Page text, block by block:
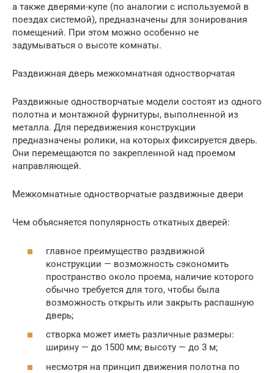
а также дверями-купе (по аналогии с используемой в
поездах системой), предназначены для зонирования
помещений. При этом можно особенно не
задумываться о высоте комнаты.
Раздвижная дверь межкомнатная одностворчатая
Раздвижные одностворчатые модели состоят из одного
полотна и монтажной фурнитуры, выполненной из
металла. Для передвижения конструкции
предназначены ролики, на которых фиксируется дверь.
Они перемещаются по закрепленной над проемом
направляющей.
Межкомнатные одностворчатые раздвижные двери
Чем объясняется популярность откатных дверей:
главное преимущество раздвижной
конструкции — возможность сэкономить
пространство около проема, наличие которого
обычно требуется для того, чтобы была
возможность открыть или закрыть распашную
дверь;
створка может иметь различные размеры:
ширину — до 1500 мм; высоту — до 3 м;
несмотря на принцип движения полотна по